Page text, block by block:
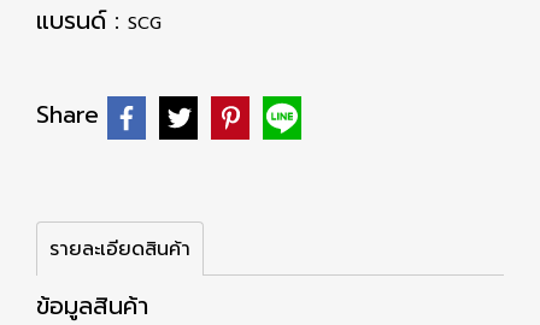
แบรนด์ : SCG
Share
รายละเอียดสินค้า
ข้อมูลสินค้า